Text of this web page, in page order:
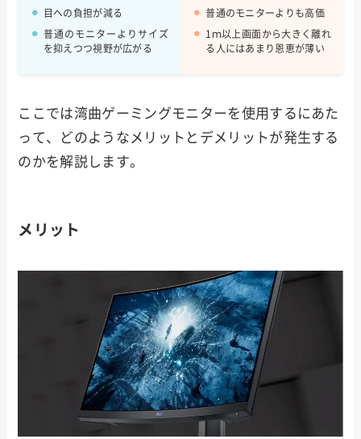
目への負担が減る
普通のモニターよりサイズ
を抑えつつ視野が広がる
普通のモニターよりも高価
1ｍ以上画面から大きく離れ
る人にはあまり恩恵が薄い
ここでは湾曲ゲーミングモニターを使用するにあた
って、どのようなメリットとデメリットが発生する
のかを解説します。
メリット